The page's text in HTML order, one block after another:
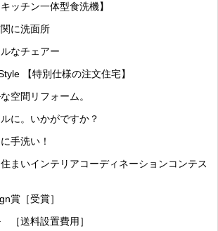
ッチン一体型食洗機】
関に洗面所
なチェアー
【特別仕様の注文住宅】
空間リフォーム。
に。いかがですか？
手洗い！
まいインテリアコーディネーションコンテス
賞［受賞］
［送料設置費用］